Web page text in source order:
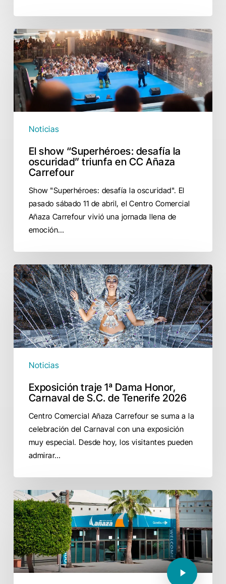
El
show
“Superhéroes:
desafía
la
oscuridad”
triunfa
Añaza
Carrefour
Noticias
El show “Superhéroes: desafía la
oscuridad” triunfa en CC Añaza
Carrefour
Show "Superhéroes: desafía la oscuridad". El
pasado sábado 11 de abril, el Centro Comercial
Añaza Carrefour vivió una jornada llena de
emoción…
Exposición
traje
1ª
Dama
Honor,
Carnaval
de
Tenerife
2026
Noticias
Exposición traje 1ª Dama Honor,
Carnaval de S.C. de Tenerife 2026
Centro Comercial Añaza Carrefour se suma a la
celebración del Carnaval con una exposición
muy especial. Desde hoy, los visitantes pueden
admirar…